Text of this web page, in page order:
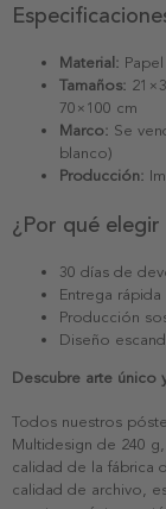
Material:
Tamaños:
70×100 cm
Marco: Se
blanco)
Producción:
¿Por qué elegir
30 días de
Entrega
Producción
Diseño
Descubre arte único
Todos nuestros
Multidesign de 240
calidad de la fábrica
calidad de archivo,